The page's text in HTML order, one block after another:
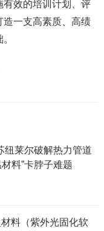
有效的培训计划、评
造一支高素质、高绩
莱尔破解热力管道
料”卡脖子难题
料（紫外光固化软